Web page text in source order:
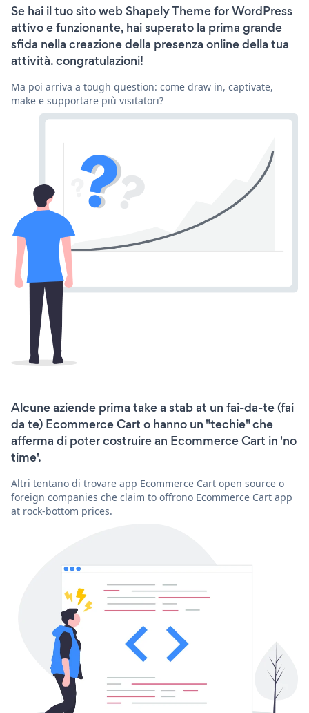
Se hai il tuo sito web Shapely Theme for WordPress
attivo e funzionante, hai superato la prima grande
sfida nella creazione della presenza online della tua
attività. congratulazioni!
Ma poi arriva a tough question: come draw in, captivate,
make e supportare più visitatori?
Alcune aziende prima take a stab at un fai-da-te (fai
da te) Ecommerce Cart o hanno un "techie" che
afferma di poter costruire an Ecommerce Cart in 'no
time'.
Altri tentano di trovare app Ecommerce Cart open source o
foreign companies che claim to offrono Ecommerce Cart app
at rock-bottom prices.